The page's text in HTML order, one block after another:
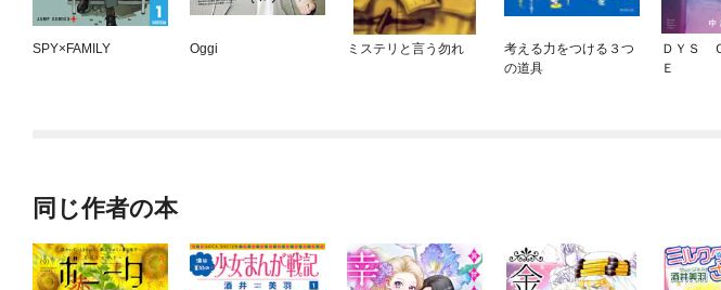
SPY×FAMILY Oggi ミステリと言う勿れ
考える力をつける３つ
の道具
ＤＹＳ
Ｅ
同じ作者の本